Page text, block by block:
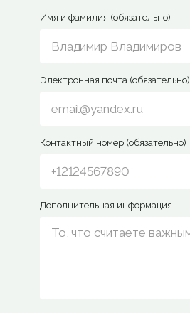
Имя и фамилия (обязательно)
Электронная почта (обязательно)
Контактный номер (обязательно)
Дополнительная информация